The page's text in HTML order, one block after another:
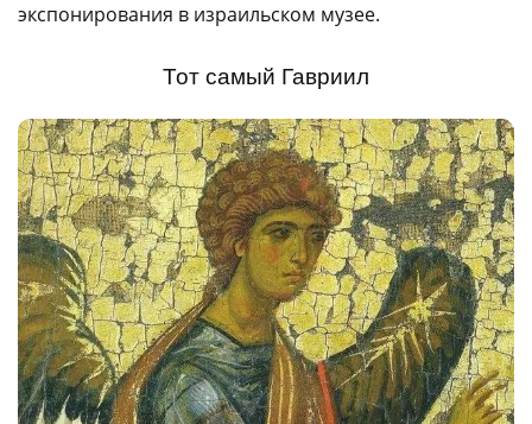
экспонирования в израильском музее.
Тот самый Гавриил